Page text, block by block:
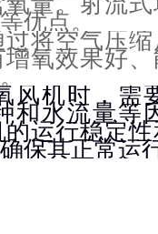
优点。
将空气压
氧效果好
风机时，需
和水流量等
运行稳定
保其正常运